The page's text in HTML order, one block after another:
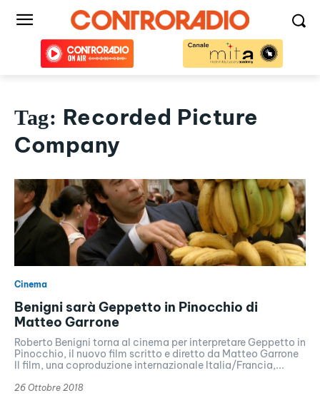
Tag: Recorded Picture
Company
Cinema
Benigni sarà Geppetto in Pinocchio di
Matteo Garrone
Roberto Benigni torna al cinema per interpretare Geppetto in
Pinocchio, il nuovo film scritto e diretto da Matteo Garrone
Il film, una coproduzione internazionale Italia/Francia,...
26 Ottobre 2018